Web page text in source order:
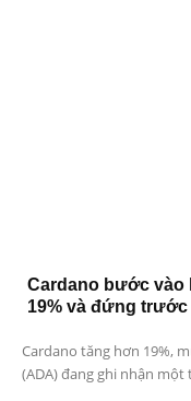
Cardano bước vào
19% và đứng trước
Cardano tăng hơn 19%,
(ADA) đang ghi nhận một